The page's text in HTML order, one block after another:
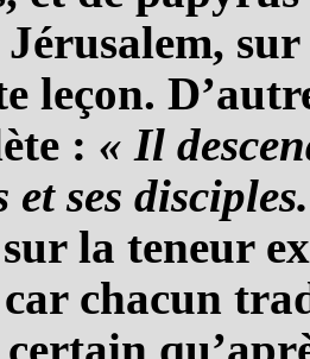
leçon.
: « Il
et ses
la teneur
chacun